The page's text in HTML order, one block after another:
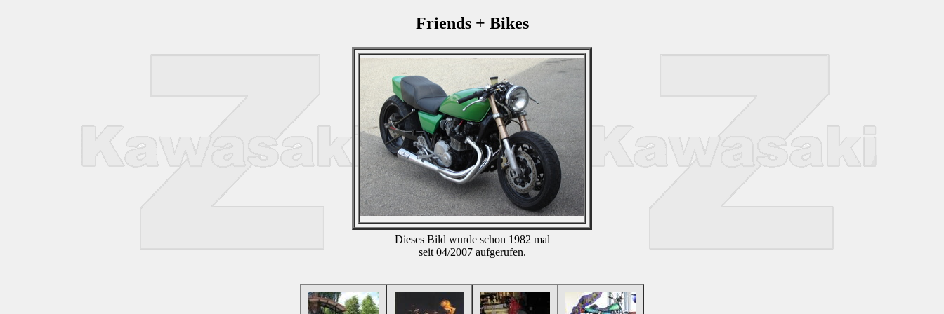
Friends + Bikes
Dieses Bild wurde schon 1982 mal
seit 04/2007 aufgerufen.